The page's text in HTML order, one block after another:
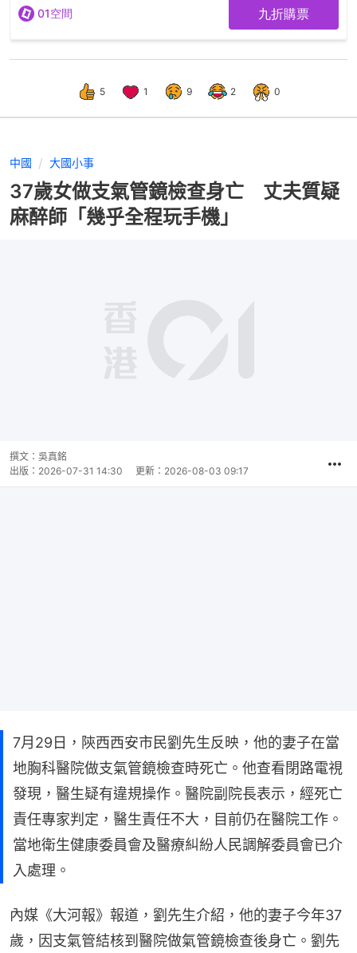
5 1 9 2 0
中國 大國小事
37歲女做支氣管鏡檢查身亡 丈夫質疑
麻醉師「幾乎全程玩手機」
撰文： 吳真銘
出版： 2026-07-31 14:30 更新： 2026-08-03 09:17
7月29日，陝西西安市民劉先生反映，他的妻子在當
地胸科醫院做支氣管鏡檢查時死亡。他查看閉路電視
發現，醫生疑有違規操作。醫院副院長表示，經死亡
責任專家判定，醫生責任不大，目前仍在醫院工作。
當地衛生健康委員會及醫療糾紛人民調解委員會已介
入處理。
內媒《大河報》報道，劉先生介紹，他的妻子今年37
歲，因支氣管結核到醫院做氣管鏡檢查後身亡。劉先